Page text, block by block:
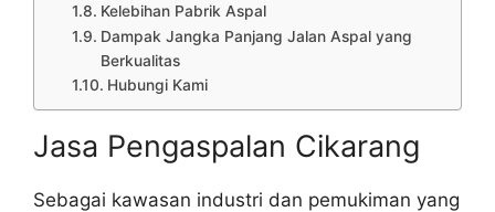
Kelebihan Pabrik Aspal
Dampak Jangka Panjang Jalan Aspal yang
Berkualitas
Hubungi Kami
Jasa Pengaspalan Cikarang
Sebagai kawasan industri dan pemukiman yang